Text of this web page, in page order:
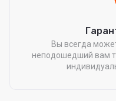
Вы всегда
неподошедший вам